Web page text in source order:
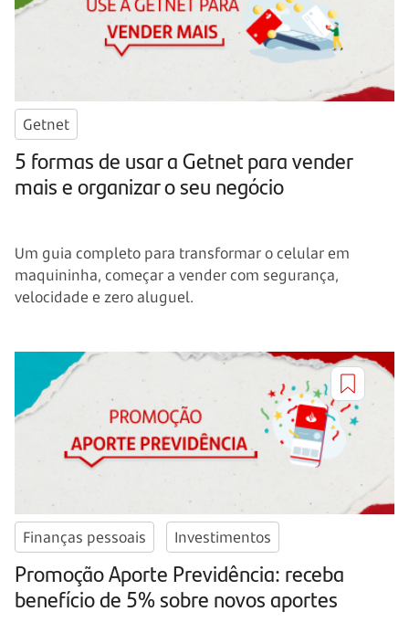
Getnet
5 formas de usar a Getnet para vender
mais e organizar o seu negócio
Um guia completo para transformar o celular em
maquininha, começar a vender com segurança,
velocidade e zero aluguel.
Finanças pessoais Investimentos
Promoção Aporte Previdência: receba
benefício de 5% sobre novos aportes